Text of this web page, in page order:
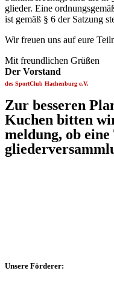
glie­der. Eine
ist gemäß § 6 der Sat­zung
Wir freu­en uns auf eure
Mit freund­li­chen Grü­ßen
Der Vor­stand
des Sport­Club Hach­en­burg e.V.
Zur bes­se­ren
Kuchen bit­ten
mel­dung, ob
Unsere Förderer: